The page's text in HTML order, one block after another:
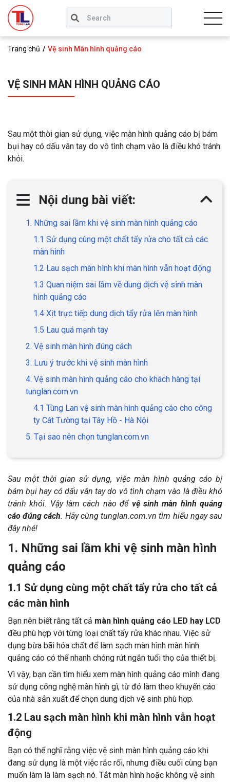
Trang chủ Vệ sinh Màn hình quảng cáo
VỆ SINH MÀN HÌNH QUẢNG CÁO
Sau một thời gian sử dụng, việc màn hình quảng cáo bị bám
bụi hay có dấu vân tay do vô tình chạm vào là điều khó tránh
khỏi.
Nội dung bài viết:
1. Những sai lầm khi vệ sinh màn hình quảng cáo
1.1 Sử dụng cùng một chất tẩy rửa cho tất cả các
màn hình
1.2 Lau sạch màn hình khi màn hình vẫn hoạt động
1.3 Quan niệm sai lầm về dung dịch vệ sinh màn
hình quảng cáo
1.4 Xịt trực tiếp dung dịch tẩy rửa lên màn hình
1.5 Lau quá mạnh tay
2. Vệ sinh màn hình đúng cách
3. Lưu ý trước khi vệ sinh màn hình
4. Vệ sinh màn hình quảng cáo cho khách hàng tại
tunglan.com.vn
4.1 Tùng Lan vệ sinh màn hình quảng cáo cho công
ty Cát Tường tại Tây Hồ - Hà Nội
5. Tại sao nên chọn tunglan.com.vn
Sau một thời gian sử dụng, việc màn hình quảng cáo bị
bám bụi hay có dấu vân tay do vô tình chạm vào là điều khó
tránh khỏi. Vậy làm cách nào để vệ sinh màn hình quảng
cáo đúng cách. Hãy cùng tunglan.com.vn tìm hiểu ngay sau
đây nhé!
1. Những sai lầm khi vệ sinh màn hình
quảng cáo
1.1 Sử dụng cùng một chất tẩy rửa cho tất cả
các màn hình
Bạn nên biết rằng tất cả màn hình quảng cáo LED hay LCD
đều phù hợp với từng loại chất tẩy rửa khác nhau. Việc sử
dụng bừa bãi hóa chất để làm sạch màn hình màn hình
quảng cáo có thể nhanh chóng rút ngắn tuổi thọ của thiết bị.
Vì vậy, bạn cần tìm hiểu xem màn hình quảng cáo mình đang
sử dụng công nghệ màn hình gì, từ đó làm theo khuyến cáo
của nhà sản xuất để chọn dung dịch vệ sinh phù hợp.
1.2 Lau sạch màn hình khi màn hình vẫn hoạt
động
Bạn có thể nghĩ rằng việc vệ sinh màn hình quảng cáo khi
đang sử dụng là một việc rắc rối, nhưng điều cuối cùng bạn
muốn làm là làm sạch nó. Tắt màn hình hoặc không vệ sinh